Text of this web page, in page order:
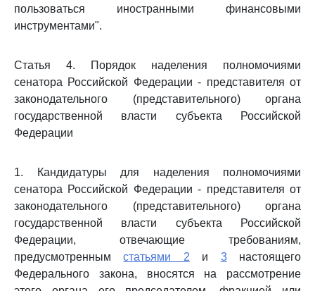
пользоваться иностранными финансовыми
инструментами".
Статья 4. Порядок наделения полномочиями
сенатора Российской Федерации - представителя от
законодательного (представительного) органа
государственной власти субъекта Российской
Федерации
1. Кандидатуры для наделения полномочиями
сенатора Российской Федерации - представителя от
законодательного (представительного) органа
государственной власти субъекта Российской
Федерации, отвечающие требованиям,
предусмотреннымстатьями 2 и 3настоящего
Федерального закона, вносятся на рассмотрение